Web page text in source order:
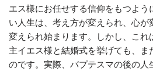
エス様にお任せする信仰をもつよう
い人生は、考え方が変えられ、心が
変えられ始まります。しかし、これ
主イエス様と結婚式を挙げても、ま
のです。実際、バプテスマの後の人